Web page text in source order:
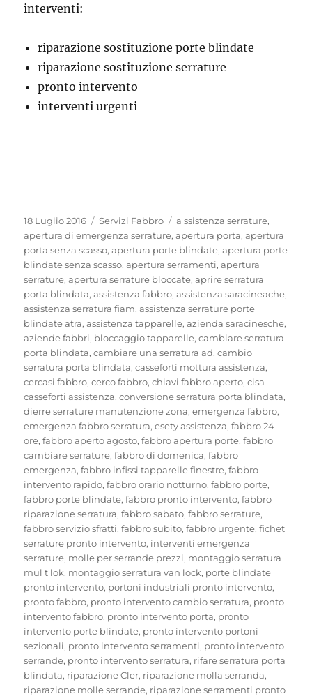
interventi:
riparazione sostituzione porte blindate
riparazione sostituzione serrature
pronto intervento
interventi urgenti
Pubblicato
il
18 Luglio 2016 Categorie
Servizi Fabbro Tag
a ssistenza serrature,
apertura di emergenza serrature,apertura porta,apertura
porta senza scasso,apertura porte blindate,apertura porte
blindate senza scasso,apertura serramenti,apertura
serrature,apertura serrature bloccate,aprire serratura
porta blindata,assistenza fabbro,assistenza saracineache,
assistenza serratura fiam,assistenza serrature porte
blindate atra,assistenza tapparelle,azienda saracinesche,
aziende fabbri, bloccaggio tapparelle,cambiare serratura
porta blindata,cambiare una serratura ad,cambio
serratura porta blindata,casseforti mottura assistenza,
cercasi fabbro,cerco fabbro,chiavi fabbro aperto,cisa
casseforti assistenza,conversione serratura porta blindata,
dierre serrature manutenzione zona,emergenza fabbro,
emergenza fabbro serratura,esety assistenza,fabbro 24
ore,fabbro aperto agosto,fabbro apertura porte,fabbro
cambiare serrature,fabbro di domenica,fabbro
emergenza,fabbro infissi tapparelle finestre,fabbro
intervento rapido,fabbro orario notturno,fabbro porte,
fabbro porte blindate,fabbro pronto intervento,fabbro
riparazione serratura,fabbro sabato,fabbro serrature,
fabbro servizio sfratti,fabbro subito,fabbro urgente,fichet
serrature pronto intervento, interventi emergenza
serrature, molle per serrande prezzi, montaggio serratura
mul t lok, montaggio serratura van lock, porte blindate
pronto intervento, portoni industriali pronto intervento,
pronto fabbro, pronto intervento cambio serratura, pronto
intervento fabbro, pronto intervento porta, pronto
intervento porte blindate, pronto intervento portoni
sezionali, pronto intervento serramenti, pronto intervento
serrande, pronto intervento serratura, rifare serratura porta
blindata, riparazione Cler, riparazione molla serranda,
riparazione molle serrande, riparazione serramenti pronto